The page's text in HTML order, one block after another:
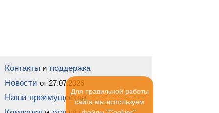
Контакты и поддержка
Новости от 27.07.2026
Наши преимущества
Для правильной работы
сайта мы используем